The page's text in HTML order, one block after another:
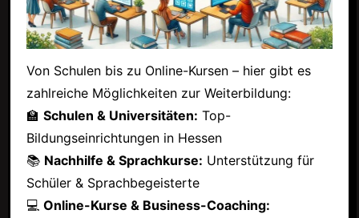
Von Schulen bis zu Online-Kursen – hier gibt es
zahlreiche Möglichkeiten zur Weiterbildung:
🏫 Schulen & Universitäten: Top-
Bildungseinrichtungen in Hessen
📚 Nachhilfe & Sprachkurse: Unterstützung für
Schüler & Sprachbegeisterte
💻 Online-Kurse & Business-Coaching: